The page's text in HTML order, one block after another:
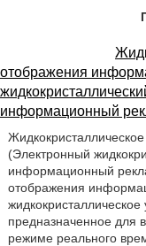
отображения
информационный
(Электронный
информационный
отображения
жидкокристаллическое
предназначенное для
режиме реального